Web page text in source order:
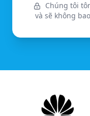
Chúng tôi
và sẽ không